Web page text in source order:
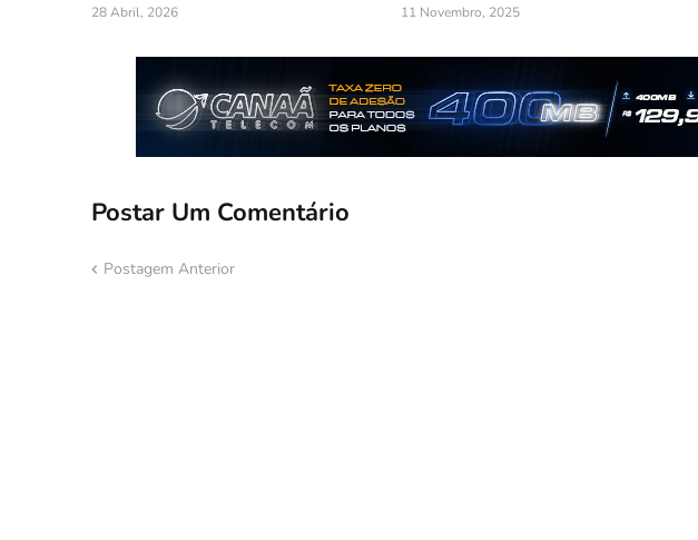
28 Abril, 2026 11 Novembro, 2025
Postar Um Comentário
Postagem Anterior